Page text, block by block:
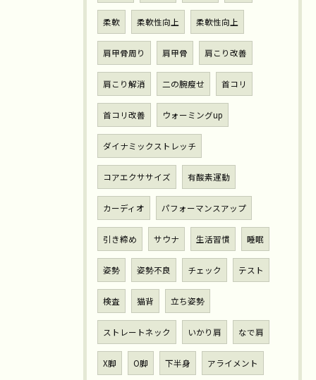
柔軟 柔軟性向上 柔軟性向上
肩甲骨周り 肩甲骨 肩こり改善
肩こり解消 二の腕瘦せ 首コリ
首コリ改善 ウォーミングup
ダイナミックストレッチ
コアエクササイズ 有酸素運動
カーディオ パフォーマンスアップ
引き締め サウナ 生活習慣 睡眠
姿勢 姿勢不良 チェック テスト
検査 猫背 立ち姿勢
ストレートネック いかり肩 なで肩
X脚 O脚 下半身 アライメント